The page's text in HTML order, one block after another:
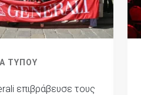
ΤΥΠΟΥ
επιβράβευσε τους